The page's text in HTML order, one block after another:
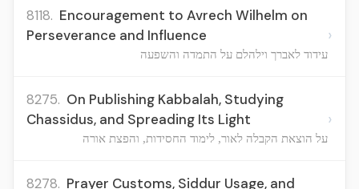
8118. Encouragement to Avrech Wilhelm on
Perseverance and Influence
עידוד לאברך וילהלם על התמדה והשפעה
›
8275. On Publishing Kabbalah, Studying
Chassidus, and Spreading Its Light
על הוצאת הקבלה לאור, לימוד החסידות, והפצת אורה
›
8278. Prayer Customs, Siddur Usage, and